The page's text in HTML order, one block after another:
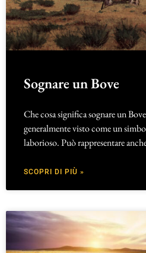
Sognare un Bove
Che cosa significa sognare un
generalmente visto come un
laborioso. Può rappresentare
SCOPRI DI PIÙ »